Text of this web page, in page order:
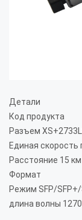
Детали
Код продукта
Разъем
Единая скорость
Расстояние 15 км
Формат
Режим SFP/
длина волны